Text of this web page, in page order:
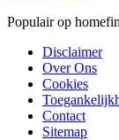
Populair op
Disclaimer
Over Ons
Cookies
Contact
Sitemap